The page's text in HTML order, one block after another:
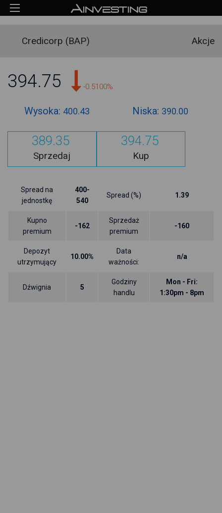
Credicorp (BAP) Akcje
394.75 -0.5100%
Wysoka: 400.43 Niska: 390.00
389.35
Sprzedaj
394.75
Kup
Spread na
jednostkę
400-
540
Spread (%) 1.39
Kupno
premium
-162
Sprzedaż
premium
-160
Depozyt
utrzymujący
10.00%
Data
ważności:
n/a
Dźwignia 5
Godziny
handlu
Mon - Fri:
1:30pm - 8pm